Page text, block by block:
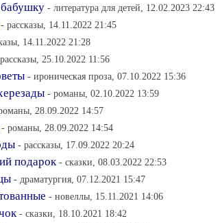
- литература для детей, 12.02.2023 22:43
- рассказы, 14.11.2022 21:45
14.11.2022 21:28
25.10.2022 11:56
- ироническая проза, 07.10.2022 15:36
- романы, 02.10.2022 13:59
28.09.2022 14:57
- романы, 28.09.2022 14:54
- рассказы, 17.09.2022 20:24
подарок - сказки, 08.03.2022 22:53
- драматургия, 07.12.2021 15:47
- новеллы, 15.11.2021 14:06
- сказки, 18.10.2021 18:42